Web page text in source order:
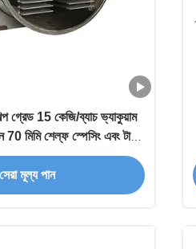
গ্রেড 15 কেজি/ব্যাচ ভ্যাকুয়াম
মিমি শেল্ফ স্পেসিং এবং টাচ
অপারেশন সহ
সেরা মূল্য পান